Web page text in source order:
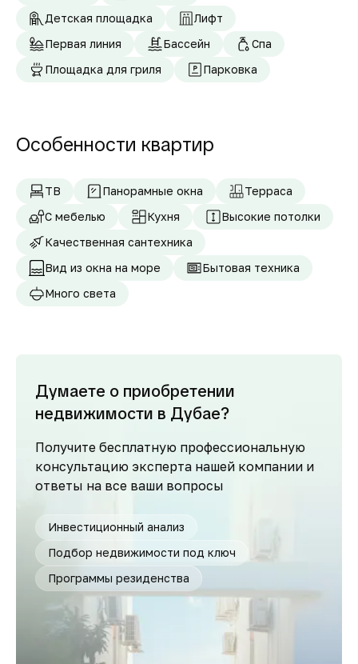
Детская площадка
Лифт
Первая линия
Бассейн
Спа
Площадка для гриля
Парковка
Особенности квартир
ТВ Панорамные окна
Терраса
С мебелью
Кухня
Высокие потолки
Качественная сантехника
Вид из окна на море
Бытовая техника
Много света
Думаете о приобретении
недвижимости в Дубае?
Получите бесплатную профессиональную
консультацию эксперта нашей компании и
ответы на все ваши вопросы
Инвестиционный анализ
Подбор недвижимости под ключ
Программы резиденства